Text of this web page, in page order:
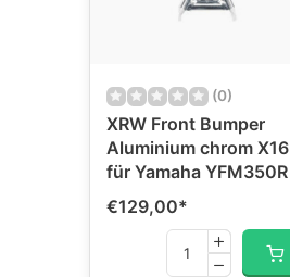
(0)
XRW Front Bumper
Aluminium chrom X16
für Yamaha YFM350R
€129,00*